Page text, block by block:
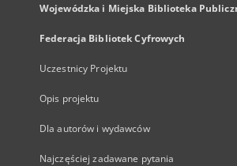
Wojewódzka i Miejska Biblioteka
Federacja Bibliotek Cyfrowych
Uczestnicy Projektu
Opis projektu
Dla autorów i wydawców
Najczęściej zadawane pytania